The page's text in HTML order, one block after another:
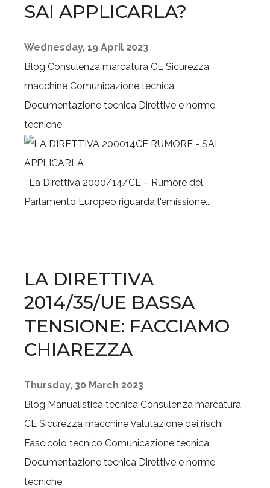
SAI APPLICARLA?
Wednesday, 19 April 2023
Blog Consulenza marcatura CE Sicurezza
macchine Comunicazione tecnica
Documentazione tecnica Direttive e norme
tecniche
La Direttiva 2000/14/CE – Rumore del
Parlamento Europeo riguarda l'emissione...
LA DIRETTIVA
2014/35/UE BASSA
TENSIONE: FACCIAMO
CHIAREZZA
Thursday, 30 March 2023
Blog Manualistica tecnica Consulenza marcatura
CE Sicurezza macchineValutazione dei rischi
Fascicolo tecnico Comunicazione tecnica
Documentazione tecnica Direttive e norme
tecniche